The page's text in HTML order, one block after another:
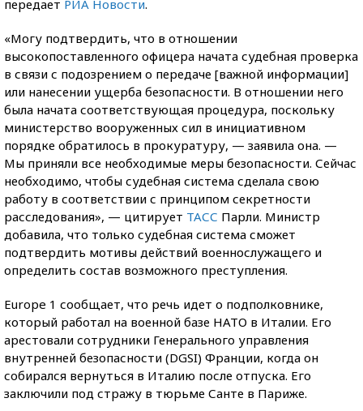
передает РИА Новости.
«Могу подтвердить, что в отношении
высокопоставленного офицера начата судебная проверка
в связи с подозрением о передаче [важной информации]
или нанесении ущерба безопасности. В отношении него
была начата соответствующая процедура, поскольку
министерство вооруженных сил в инициативном
порядке обратилось в прокуратуру, — заявила она. —
Мы приняли все необходимые меры безопасности. Сейчас
необходимо, чтобы судебная система сделала свою
работу в соответствии с принципом секретности
расследования», — цитирует ТАСС Парли. Министр
добавила, что только судебная система сможет
подтвердить мотивы действий военнослужащего и
определить состав возможного преступления.
Europe 1 сообщает, что речь идет о подполковнике,
который работал на военной базе НАТО в Италии. Его
арестовали сотрудники Генерального управления
внутренней безопасности (DGSI) Франции, когда он
собирался вернуться в Италию после отпуска. Его
заключили под стражу в тюрьме Санте в Париже.